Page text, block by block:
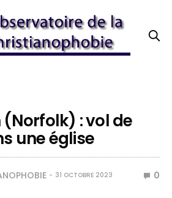
(Norfolk) : vol de
une église
31 OCTOBRE 2023 0